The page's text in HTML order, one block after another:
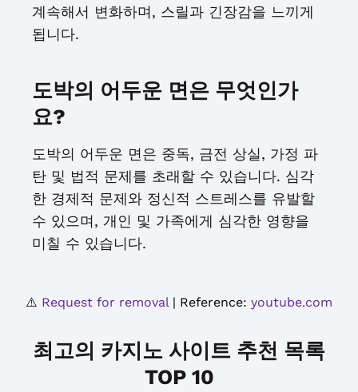
계속해서 변화하며, 스릴과 긴장감을 느끼게
됩니다.
도박의 어두운 면은 무엇인가
요?
도박의 어두운 면은 중독, 금전 상실, 가정 파
탄 및 법적 문제를 초래할 수 있습니다. 심각
한 경제적 문제와 정신적 스트레스를 유발할
수 있으며, 개인 및 가족에게 심각한 영향을
미칠 수 있습니다.
⚠️ Request for removal| Reference: youtube.com
최고의 카지노 사이트 추천 목록
TOP 10